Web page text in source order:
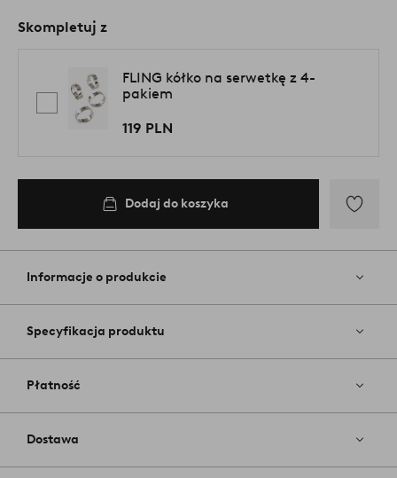
Skompletuj z
FLING kółko na serwetkę z 4-
pakiem
119 PLN
Dodaj do koszyka
do
Informacje o produkcie
Specyfikacja produktu
Płatność
Dostawa